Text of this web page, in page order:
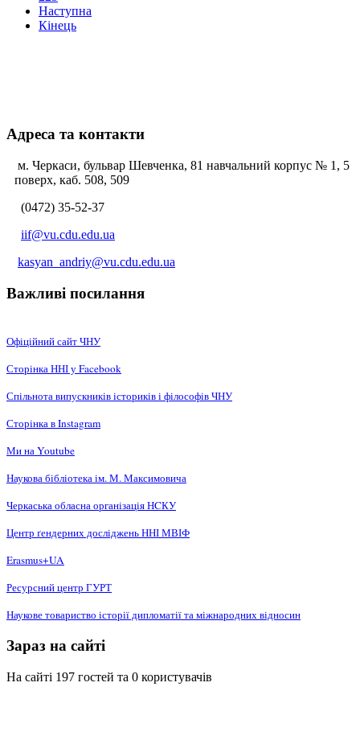
Наступна
Кінець
Адреса та контакти
м. Черкаси, бульвар Шевченка, 81 навчальний корпус № 1, 5
поверх, каб. 508, 509
(0472) 35-52-37
iif@vu.cdu.edu.ua
kasyan_andriy@vu.cdu.edu.ua
Важливі посилання
Офіційний сайт ЧНУ
Сторінка ННІ у Facebook
Спільнота випускників істориків і філософів ЧНУ
Сторінка в Instagram
Ми на Youtube
Наукова бібліотека ім. М. Максимовича
Черкаська обласна організація НCКУ
Центр ґендерних досліджень ННІ МВІФ
Erasmus+UA
Ресурсний центр ГУРТ
Наукове товариство історії дипломатії та міжнародних відносин
Зараз на сайті
На сайті 197 гостей та 0 користувачів